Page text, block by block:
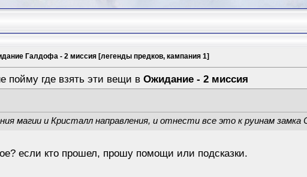
Галдофа - 2 миссия [легенды предков, кампания 1]
пойму где взять эти вещи в Ожидание - 2 миссия
магии и Кристалл направления, и отнести все это к руинам замка
если кто прошел, прошу помощи или подсказки.